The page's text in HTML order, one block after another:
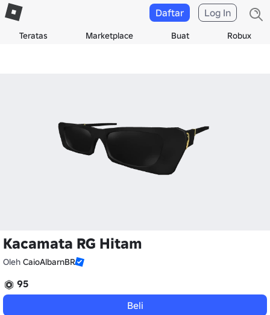
Teratas Marketplace Buat Robux
Daftar Log In
Kacamata RG Hitam
Oleh CaioAlbarnBR
95
Beli